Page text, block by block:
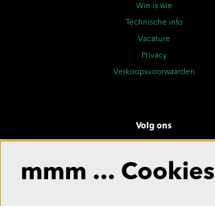
Wie is wie
Technische info
Vacature
Privacy
Verkoopsvoorwaarden
Volg ons
mmm ... Cookies